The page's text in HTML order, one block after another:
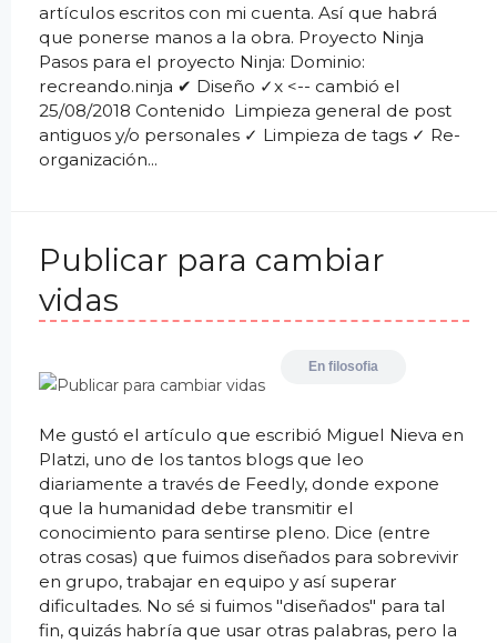
artículos escritos con mi cuenta. Así que habrá
que ponerse manos a la obra. Proyecto Ninja
Pasos para el proyecto Ninja: Dominio:
recreando.ninja ✔ Diseño ✓x <-- cambió el
25/08/2018 Contenido Limpieza general de post
antiguos y/o personales ✓ Limpieza de tags ✓ Re-
organización...
Publicar para cambiar
vidas
En filosofia
Me gustó el artículo que escribió Miguel Nieva en
Platzi, uno de los tantos blogs que leo
diariamente a través de Feedly, donde expone
que la humanidad debe transmitir el
conocimiento para sentirse pleno. Dice (entre
otras cosas) que fuimos diseñados para sobrevivir
en grupo, trabajar en equipo y así superar
dificultades. No sé si fuimos "diseñados" para tal
fin, quizás habría que usar otras palabras, pero la